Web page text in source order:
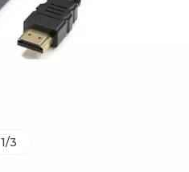
1/3